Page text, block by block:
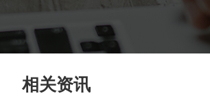
相关资讯